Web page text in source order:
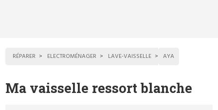
RÉPARER ELECTROMÉNAGER LAVE-VAISSELLE AYA
Ma vaisselle ressort blanche